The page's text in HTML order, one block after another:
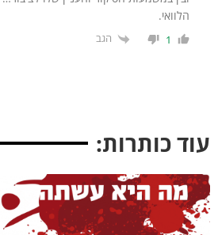
הלוואי.
הגב
כותרות: